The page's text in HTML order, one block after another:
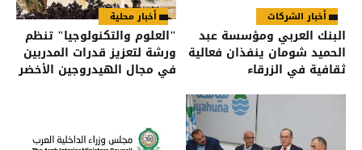
أخبار الشركات
البنك العربي ومؤسسة عبد
الحميد شومان ينفذان فعالية
ثقافية في الزرقاء
أخبار محلية
"العلوم والتكنولوجيا" تنظم
ورشة لتعزيز قدرات المدربين
في مجال الهيدروجين الأخضر